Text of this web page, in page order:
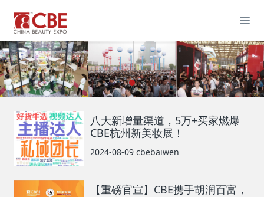
八大新增量渠道，5万+买家燃爆
CBE杭州新美妆展！
2024-08-09 cbebaiwen
【重磅官宣】CBE携手胡润百富，